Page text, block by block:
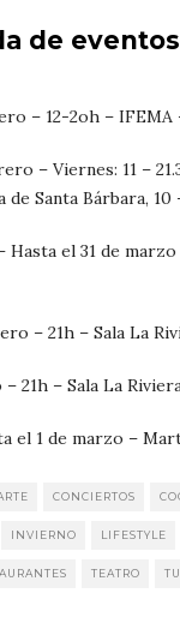
de
– 12-2oh –
– Viernes: 11 –
de Santa Bárbara,
Hasta el 31 de
– 21h – Sala La
21h – Sala La
el 1 de marzo –
CONCIERTOS
INVIERNO LIFESTYLE
TEATRO